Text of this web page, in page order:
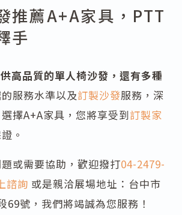
推薦A+A家具，PTT
手
高品質的單人椅沙發，還有多種
服務水準以及訂製沙發服務，深
擇A+A家具，您將享受到訂製家
。
或需要協助，歡迎撥打04-2479-
諮詢 或是親洽展場地址：台中市
69號，我們將竭誠為您服務！